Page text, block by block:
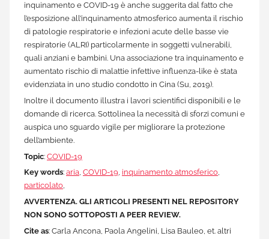
inquinamento e COVID-19 è anche suggerita dal fatto che
l’esposizione all’inquinamento atmosferico aumenta il rischio
di patologie respiratorie e infezioni acute delle basse vie
respiratorie (ALRI) particolarmente in soggetti vulnerabili,
quali anziani e bambini. Una associazione tra inquinamento e
aumentato rischio di malattie infettive influenza-like è stata
evidenziata in uno studio condotto in Cina (Su, 2019).
Inoltre il documento illustra i lavori scientifici disponibili e le
domande di ricerca. Sottolinea la necessità di sforzi comuni e
auspica uno sguardo vigile per migliorare la protezione
dell’ambiente.
Topic: COVID-19
Key words: aria, COVID-19, inquinamento atmosferico,
particolato,
AVVERTENZA. GLI ARTICOLI PRESENTI NEL REPOSITORY
NON SONO SOTTOPOSTI A PEER REVIEW.
Cite as: Carla Ancona, Paola Angelini, Lisa Bauleo, et. altri